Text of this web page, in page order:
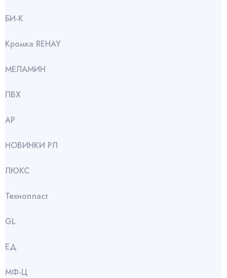
БИ-К
Кромка REHAY
МЕЛАМИН
ПВХ
АР
НОВИНКИ РЛ
ЛЮКС
Технопласт
GL
ЕД
МФ-Ц